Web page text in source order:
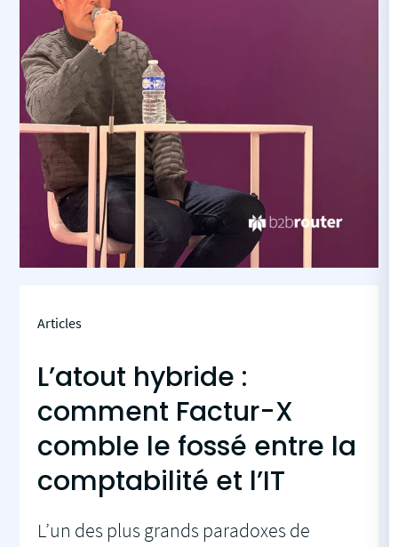
Articles
L’atout hybride :
comment Factur-X
comble le fossé entre la
comptabilité et l’IT
L’un des plus grands paradoxes de